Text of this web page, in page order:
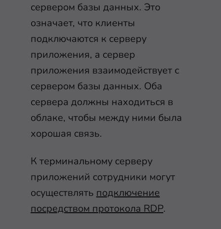
сервером базы данных. Это
означает, что клиенты
подключаются к серверу
приложения, а сервер
приложения взаимодействует с
сервером базы данных. Оба
сервера должны находиться в
облаке, чтобы между ними была
хорошая связь.
К терминальному серверу
приложений сотрудники могут
осуществлять подключение
посредством протокола RDP.